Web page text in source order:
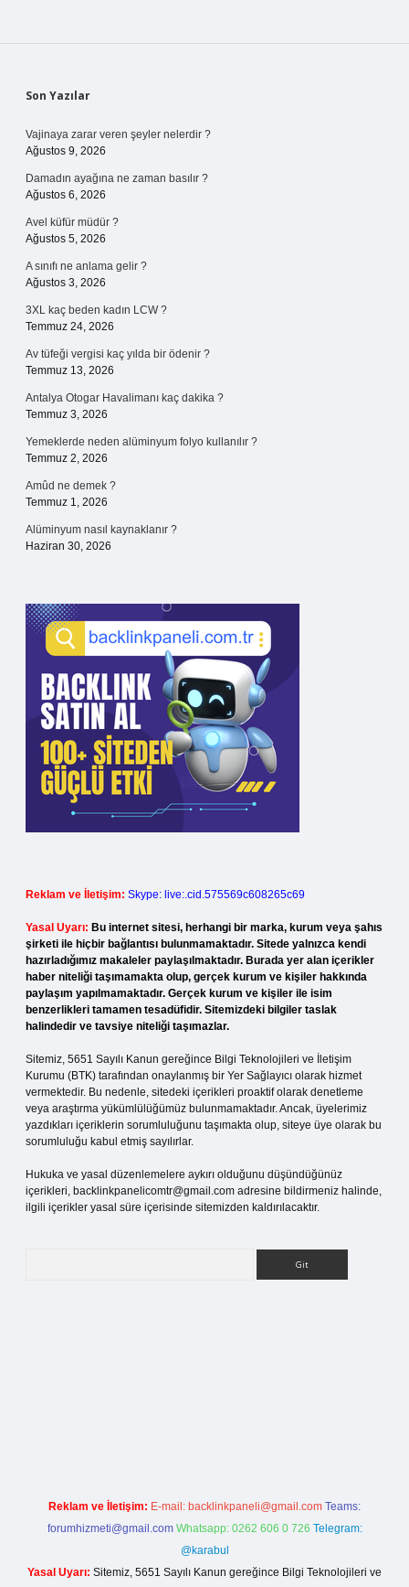
Sidebar
Son Yazılar
Vajinaya zarar veren şeyler nelerdir ?
Ağustos 9, 2026
Damadın ayağına ne zaman basılır ?
Ağustos 6, 2026
Avel küfür müdür ?
Ağustos 5, 2026
A sınıfı ne anlama gelir ?
Ağustos 3, 2026
3XL kaç beden kadın LCW ?
Temmuz 24, 2026
Av tüfeği vergisi kaç yılda bir ödenir ?
Temmuz 13, 2026
Antalya Otogar Havalimanı kaç dakika ?
Temmuz 3, 2026
Yemeklerde neden alüminyum folyo kullanılır ?
Temmuz 2, 2026
Amûd ne demek ?
Temmuz 1, 2026
Alüminyum nasıl kaynaklanır ?
Haziran 30, 2026
Reklam ve İletişim: Skype: live:.cid.575569c608265c69
Yasal Uyarı: Bu internet sitesi, herhangi bir marka, kurum veya şahıs
şirketi ile hiçbir bağlantısı bulunmamaktadır. Sitede yalnızca kendi
hazırladığımız makaleler paylaşılmaktadır. Burada yer alan içerikler
haber niteliği taşımamakta olup, gerçek kurum ve kişiler hakkında
paylaşım yapılmamaktadır. Gerçek kurum ve kişiler ile isim
benzerlikleri tamamen tesadüfidir. Sitemizdeki bilgiler taslak
halindedir ve tavsiye niteliği taşımazlar.
Sitemiz, 5651 Sayılı Kanun gereğince Bilgi Teknolojileri ve İletişim
Kurumu (BTK) tarafından onaylanmış bir Yer Sağlayıcı olarak hizmet
vermektedir. Bu nedenle, sitedeki içerikleri proaktif olarak denetleme
veya araştırma yükümlülüğümüz bulunmamaktadır. Ancak, üyelerimiz
yazdıkları içeriklerin sorumluluğunu taşımakta olup, siteye üye olarak bu
sorumluluğu kabul etmiş sayılırlar.
Hukuka ve yasal düzenlemelere aykırı olduğunu düşündüğünüz
içerikleri, backlinkpanelicomtr@gmail.com adresine bildirmeniz halinde,
ilgili içerikler yasal süre içerisinde sitemizden kaldırılacaktır.
Reklam ve İletişim: E-mail: backlinkpaneli@gmail.com Teams:
forumhizmeti@gmail.com Whatsapp: 0262 606 0 726 Telegram:
@karabul
Yasal Uyarı: Sitemiz, 5651 Sayılı Kanun gereğince Bilgi Teknolojileri ve